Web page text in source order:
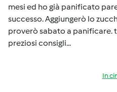
mesi ed ho già panificato
successo. Aggiungerò lo
proverò sabato a panificare.
preziosi consigli...
In